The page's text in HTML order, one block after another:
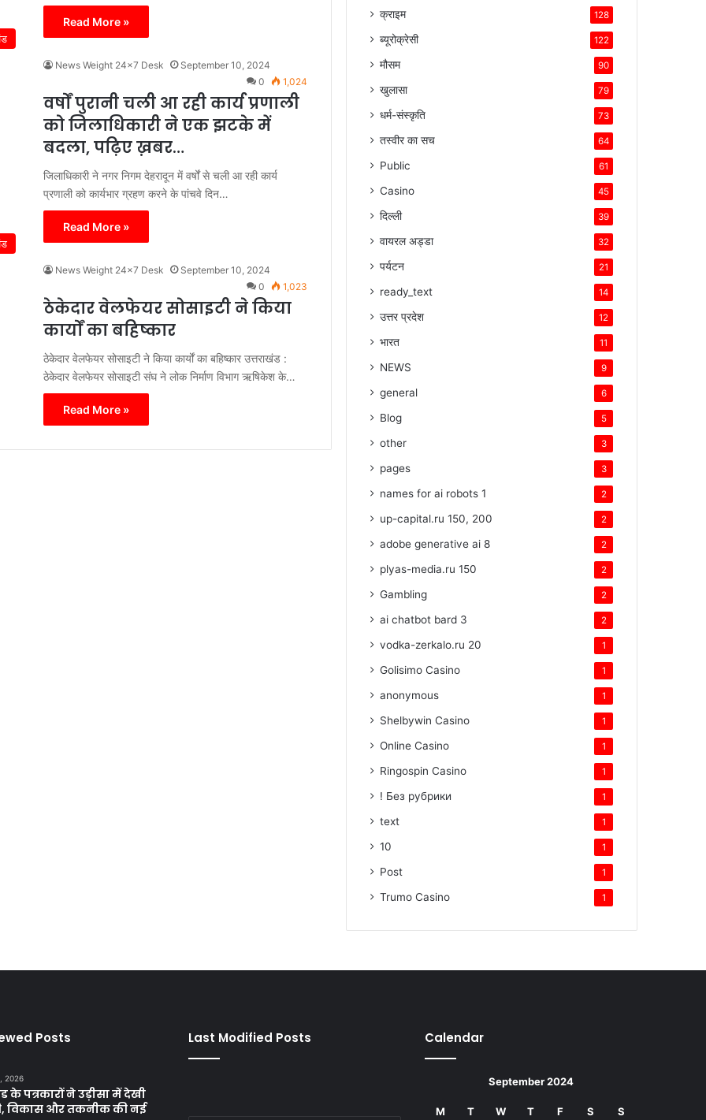
Read More »
News Weight 24x7 Desk
September 10, 2024
0
1,024
वर्षों पुरानी चली आ रही कार्य प्रणाली
को जिलाधिकारी ने एक झटके में
बदला, पढ़िए ख़बर…
जिलाधिकारी ने नगर निगम देहरादून में वर्षों से चली आ रही कार्य
प्रणाली को कार्यभार ग्रहण करने के पांचवे दिन…
Read More »
News Weight 24x7 Desk
September 10, 2024
0
1,023
ठेकेदार वेलफेयर सोसाइटी ने किया
कार्यों का बहिष्कार
ठेकेदार वेलफेयर सोसाइटी ने किया कार्यों का बहिष्कार उत्तराखंड :
ठेकेदार वेलफेयर सोसाइटी संघ ने लोक निर्माण विभाग ऋषिकेश के…
Read More »
क्राइम 128
ब्यूरोक्रेसी 122
मौसम 90
खुलासा 79
धर्म-संस्कृति 73
तस्वीर का सच 64
Public 61
Casino 45
दिल्ली 39
वायरल अड्डा 32
पर्यटन 21
ready_text 14
उत्तर प्रदेश 12
भारत 11
NEWS 9
general 6
Blog 5
other 3
pages 3
names for ai robots 1 2
up-capital.ru 150, 200 2
adobe generative ai 8 2
plyas-media.ru 150 2
Gambling 2
ai chatbot bard 3 2
vodka-zerkalo.ru 20 1
Golisimo Casino 1
anonymous 1
Shelbywin Casino 1
Online Casino 1
Ringospin Casino 1
! Без рубрики 1
text 1
10 1
Post 1
Trumo Casino 1
Posts
2026
के पत्रकारों ने उड़ीसा में देखी
विकास और तकनीक की नई
Last Modified Posts Calendar
September 2024
M T W T F S S